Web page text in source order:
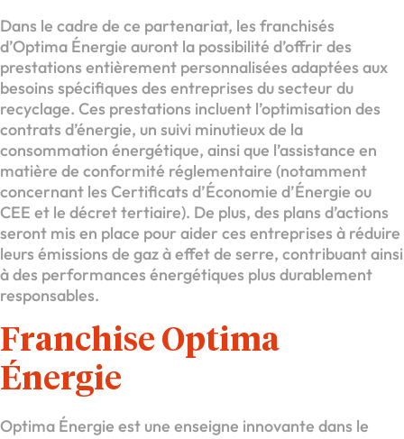
Dans le cadre de ce partenariat, les franchisés
d’Optima Énergie auront la possibilité d’offrir des
prestations entièrement personnalisées adaptées aux
besoins spécifiques des entreprises du secteur du
recyclage. Ces prestations incluent l’optimisation des
contrats d’énergie, un suivi minutieux de la
consommation énergétique, ainsi que l’assistance en
matière de conformité réglementaire (notamment
concernant les Certificats d’Économie d’Énergie ou
CEE et le décret tertiaire). De plus, des plans d’actions
seront mis en place pour aider ces entreprises à réduire
leurs émissions de gaz à effet de serre, contribuant ainsi
à des performances énergétiques plus durablement
responsables.
Franchise Optima
Énergie
Optima Énergie est une enseigne innovante dans le